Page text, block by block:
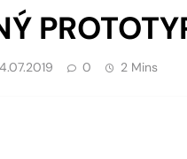
0 2 Mins